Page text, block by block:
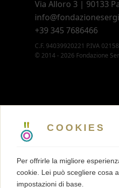
COOKIES
Per offrirle la migliore
cookie. Lei può scegliere cosa
impostazioni di base.
Via Alloro 3 | 90133
+39 345 7686466
C.F. 94039920221 P.IVA
© 2014 - 2026 Fondazione
5 X MILLE
MEMBERSHIP
TRASPARENZA
TERMINI E